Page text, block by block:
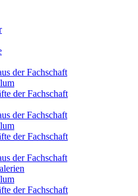
der Fachschaft
der Fachschaft
der Fachschaft
der Fachschaft
der Fachschaft
der Fachschaft